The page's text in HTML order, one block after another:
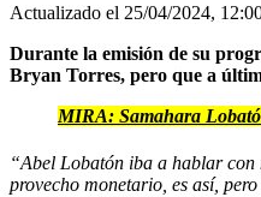
Actualizado el 25/04/2024,
Durante la emisión de su
Bryan Torres, pero que a
MIRA: Samahara
“Abel Lobatón iba a hablar con
provecho monetario, es así,